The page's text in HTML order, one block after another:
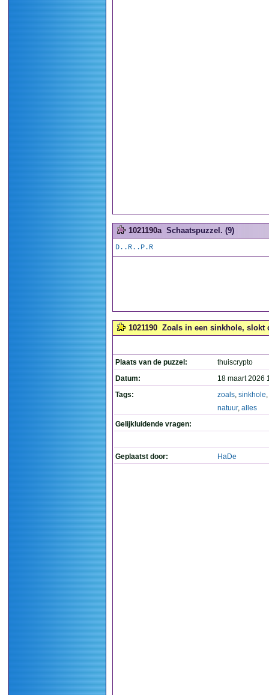
1021190a Schaatspuzzel. (9)
D..R..P.R
1021190 Zoals in een sinkhole, slokt
Plaats van de puzzel:
thuiscrypto
Datum:
18 maart 2026
Tags:
zoals, sinkhole,
natuur, alles
Gelijkluidende vragen:
Geplaatst door: HaDe